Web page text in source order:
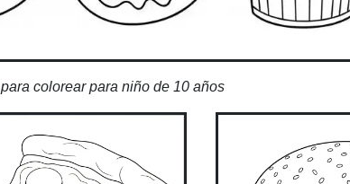
colorear para niño de 10 años